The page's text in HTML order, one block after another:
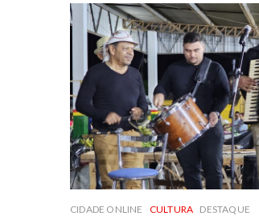
CIDADE ONLINE CULTURA DESTAQUE